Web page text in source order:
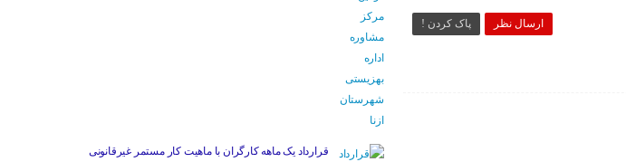
ارسال نظر پاک کردن !
قرارداد یک ماهه کارگران با ماهیت کار مستمر غیرقانونی